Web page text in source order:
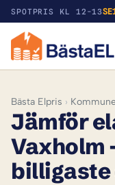
SPOTPRIS KL 12-13
Bästa Elpris ›
Jämför
Vaxholm